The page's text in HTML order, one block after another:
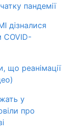
пандемії
дізналися
COVID-
що реанімації
у
про